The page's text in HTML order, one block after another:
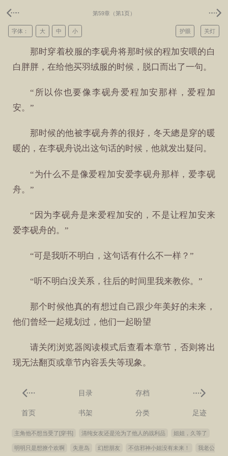
第59章（第1页）
关灯
护眼
字体： 大 中 小
那时穿着校服的李砚舟将那时候的程加安喂的白
白胖胖，在给他买羽绒服的时候，脱口而出了一句。
“所以你也要像李砚舟爱程加安那样，爱程加
安。”
那时候的他被李砚舟养的很好，冬天總是穿的暖
暖的，在李砚舟说出这句话的时候，他就发出疑问。
“为什么不是像爱程加安爱李砚舟那样，爱李砚
舟。”
“因为李砚舟是来爱程加安的，不是让程加安来
爱李砚舟的。”
“可是我听不明白，这句话有什么不一样？”
“听不明白没关系，往后的时间里我来教你。”
那个时候他真的有想过自己跟少年美好的未来，
他们曾经一起规划过，他们一起盼望
请关闭浏览器阅读模式后查看本章节，否则将出
现无法翻页或章节内容丢失等现象。
目录 存档
首页 书架 分类 足迹
主角他不想当受了[穿书] 清纯女友还是沦为了他人的战利品 姐姐，久等了
明明只是想撩个欢啊 失意岛 幻想朋友 不信邪神小姐没有未来！ 我老公